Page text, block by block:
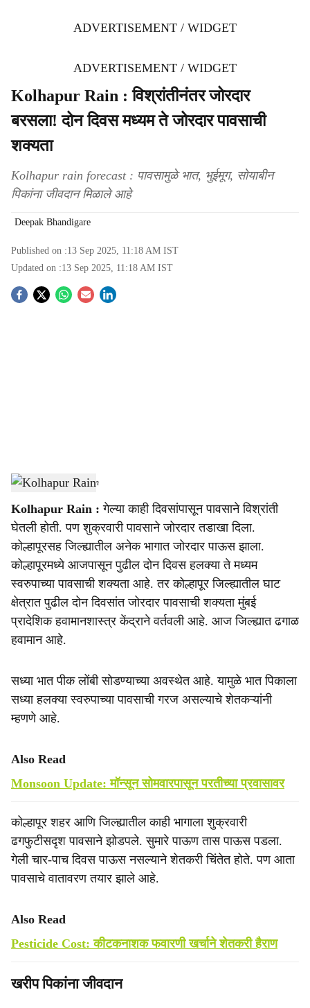
ADVERTISEMENT / WIDGET
ADVERTISEMENT / WIDGET
Kolhapur Rain : विश्रांतीनंतर जोरदार
बरसला! दोन दिवस मध्यम ते जोरदार पावसाची
शक्यता
Kolhapur rain forecast : पावसामुळे भात, भुईमूग, सोयाबीन
पिकांना जीवदान मिळाले आहे
Deepak Bhandigare
Published on :13 Sep 2025, 11:18 AM IST
Updated on :13 Sep 2025, 11:18 AM IST
S
a
r
e
Kolhapur Rain-Agrowon
Kolhapur Rain : गेल्या काही दिवसांपासून पावसाने विश्रांती
घेतली होती. पण शुक्रवारी पावसाने जोरदार तडाखा दिला.
कोल्हापूरसह जिल्ह्यातील अनेक भागात जोरदार पाऊस झाला.
कोल्हापूरमध्ये आजपासून पुढील दोन दिवस हलक्या ते मध्यम
स्वरुपाच्या पावसाची शक्यता आहे. तर कोल्हापूर जिल्ह्यातील घाट
क्षेत्रात पुढील दोन दिवसांत जोरदार पावसाची शक्यता मुंबई
प्रादेशिक हवामानशास्त्र केंद्राने वर्तवली आहे. आज जिल्ह्यात ढगाळ
हवामान आहे.
सध्या भात पीक लोंबी सोडण्याच्या अवस्थेत आहे. यामुळे भात पिकाला
सध्या हलक्या स्वरुपाच्या पावसाची गरज असल्याचे शेतकऱ्यांनी
म्हणणे आहे.
Also Read
Monsoon Update: मॉन्सून सोमवारपासून परतीच्या प्रवासावर
कोल्हापूर शहर आणि जिल्ह्यातील काही भागाला शुक्रवारी
ढगफुटीसदृ‍श पावसाने झोडपले. सुमारे पाऊण तास पाऊस पडला.
गेली चार-पाच दिवस पाऊस नसल्याने शेतकरी चिंतेत होते. पण आता
पावसाचे वातावरण तयार झाले आहे.
Also Read
Pesticide Cost: कीटकनाशक फवारणी खर्चाने शेतकरी हैराण
खरीप पिकांना जीवदान